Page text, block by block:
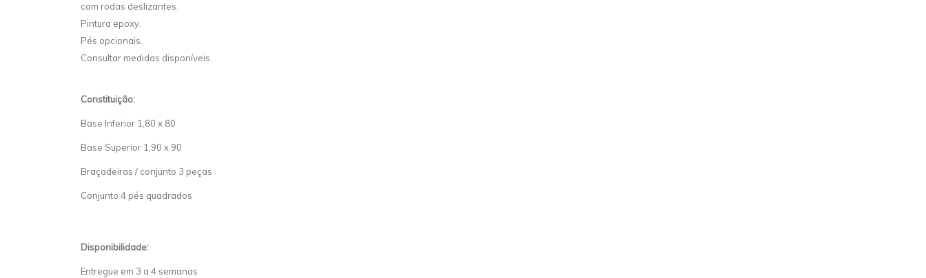
com rodas deslizantes.
Pintura epoxy.
Pés opcionais.
Consultar medidas disponíveis.
Constituição:
Base Inferior 1,80 x 80
Base Superior 1,90 x 90
Braçadeiras / conjunto 3 peças
Conjunto 4 pés quadrados
Disponibilidade:
Entregue em 3 a 4 semanas